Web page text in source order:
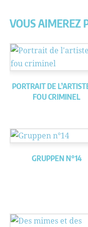
VOUS AIMEREZ
PORTRAIT DE
FOU CRIMINEL
GRUPPEN N°14